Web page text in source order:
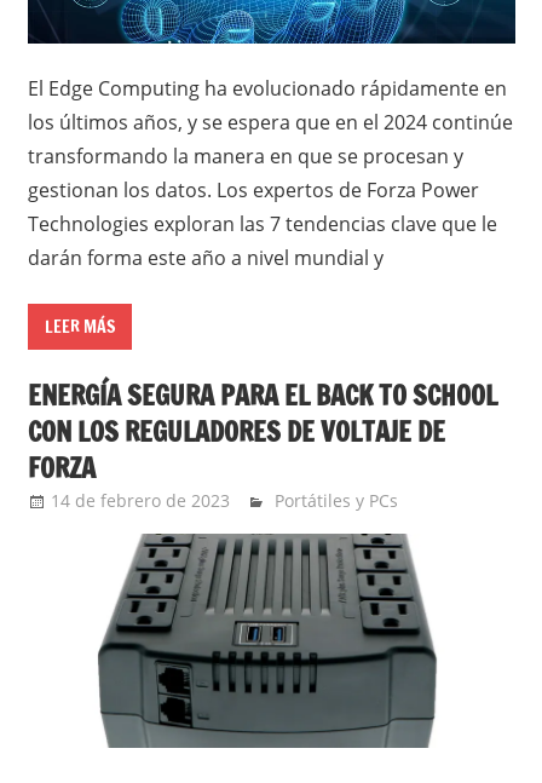
El Edge Computing ha evolucionado rápidamente en
los últimos años, y se espera que en el 2024 continúe
transformando la manera en que se procesan y
gestionan los datos. Los expertos de Forza Power
Technologies exploran las 7 tendencias clave que le
darán forma este año a nivel mundial y
LEER MÁS
ENERGÍA SEGURA PARA EL BACK TO SCHOOL
CON LOS REGULADORES DE VOLTAJE DE
FORZA
14 de febrero de 2023 Ernesto Herrera
Portátiles y PCs